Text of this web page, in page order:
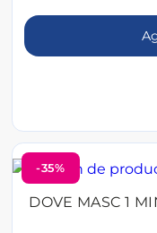
-35%
DOVE MASC 1